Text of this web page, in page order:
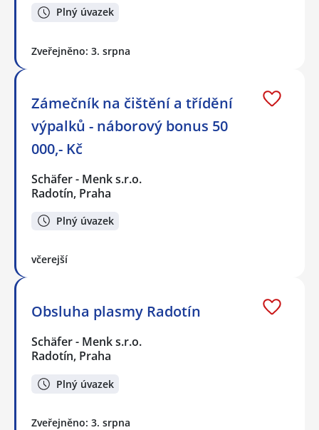
Plný úvazek
Zveřejněno: 3. srpna
Zámečník na čištění a třídění
výpalků - náborový bonus 50
000,- Kč
Schäfer - Menk s.r.o.
Radotín, Praha
Plný úvazek
včerejší
Obsluha plasmy Radotín
Schäfer - Menk s.r.o.
Radotín, Praha
Plný úvazek
Zveřejněno: 3. srpna